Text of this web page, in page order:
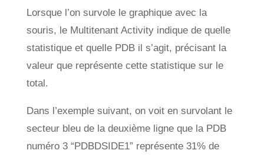
Lorsque l’on survole le graphique avec la
souris, le Multitenant Activity indique de quelle
statistique et quelle PDB il s’agit, précisant la
valeur que représente cette statistique sur le
total.
Dans l’exemple suivant, on voit en survolant le
secteur bleu de la deuxième ligne que la PDB
numéro 3 “PDBDSIDE1” représente 31% de